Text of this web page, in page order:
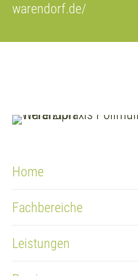
warendorf.de/
Home
Fachbereiche
Leistungen